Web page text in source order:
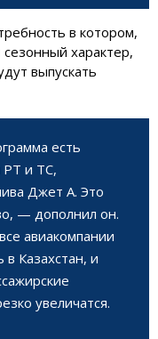
в котором,
характер,
выпускать
есть
РТ и ТС,
Джет А. Это
— дополнил он.
авиакомпании
Казахстан, и
увеличатся.